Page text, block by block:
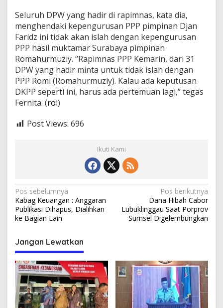
Seluruh DPW yang hadir di rapimnas, kata dia,
menghendaki kepengurusan PPP pimpinan Djan
Faridz ini tidak akan islah dengan kepengurusan
PPP hasil muktamar Surabaya pimpinan
Romahurmuziy. “Rapimnas PPP Kemarin, dari 31
DPW yang hadir minta untuk tidak islah dengan
PPP Romi (Romahurmuziy). Kalau ada keputusan
DKPP seperti ini, harus ada pertemuan lagi,” tegas
Fernita. (rol)
Post Views: 696
Ikuti Kami
N
a
v
i
g
a
s
i
Pos sebelumnya
Kabag Keuangan : Anggaran
Publikasi Dihapus, Dialihkan
ke Bagian Lain
Pos berikutnya
Dana Hibah Cabor
Lubuklinggau Saat Porprov
Sumsel Digelembungkan
Jangan Lewatkan